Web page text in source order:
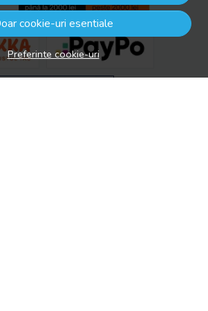
cookie-uri esentiale
Preferinte cookie-uri